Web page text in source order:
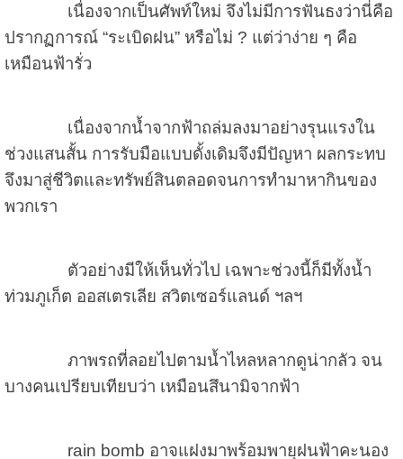
เนื่องจากเป็นศัพท์ใหม่ จึงไม่มีการฟันธงว่านี่คือ
ปรากฏการณ์ “ระเบิดฝน” หรือไม่ ? แต่ว่าง่าย ๆ คือ
เหมือนฟ้ารั่ว
เนื่องจากน้ำจากฟ้าถล่มลงมาอย่างรุนแรงใน
ช่วงแสนสั้น การรับมือแบบดั้งเดิมจึงมีปัญหา ผลกระทบ
จึงมาสู่ชีวิตและทรัพย์สินตลอดจนการทำมาหากินของ
พวกเรา
ตัวอย่างมีให้เห็นทั่วไป เฉพาะช่วงนี้ก็มีทั้งน้ำ
ท่วมภูเก็ต ออสเตรเลีย สวิตเซอร์แลนด์ ฯลฯ
ภาพรถที่ลอยไปตามน้ำไหลหลากดูน่ากลัว จน
บางคนเปรียบเทียบว่า เหมือนสึนามิจากฟ้า
rain bomb อาจแฝงมาพร้อมพายุฝนฟ้าคะนอง